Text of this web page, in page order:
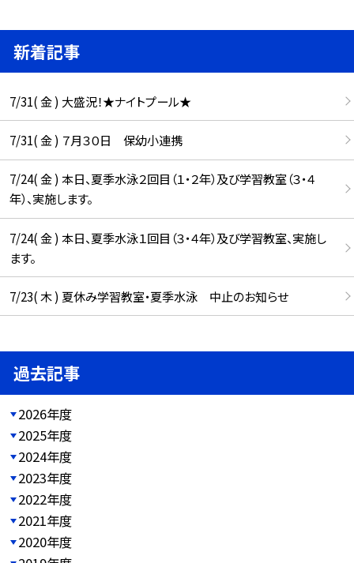
新着記事
7/31( 金 ) 大盛況！★ナイトプール★
7/31( 金 ) ７月３０日 保幼小連携
7/24( 金 ) 本日、夏季水泳２回目（１・２年）及び学習教室（３・４
年）、実施します。
7/24( 金 ) 本日、夏季水泳１回目（３・４年）及び学習教室、実施し
ます。
7/23( 木 ) 夏休み学習教室・夏季水泳 中止のお知らせ
過去記事
2026年度
2025年度
2024年度
2023年度
2022年度
2021年度
2020年度